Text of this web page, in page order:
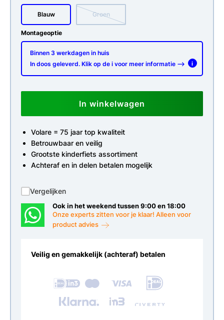
Blauw Groen
Montageoptie
Binnen 3 werkdagen in huis
In doos geleverd. Klik op de i voor meer informatie -->
i
In winkelwagen
Volare = 75 jaar top kwaliteit
Betrouwbaar en veilig
Grootste kinderfiets assortiment
Achteraf en in delen betalen mogelijk
Vergelijken
Ook in het weekend tussen 9:00 en 18:00
Onze experts zitten voor je klaar! Alleen voor
product advies
Veilig en gemakkelijk (achteraf) betalen